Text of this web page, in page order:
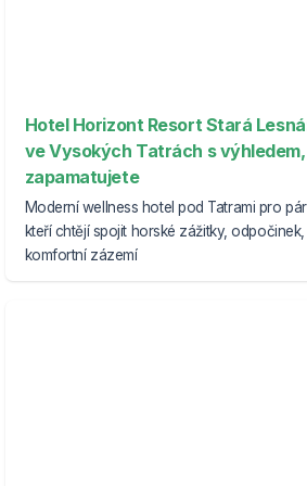
Hotel Horizont Resort Stará
ve Vysokých Tatrách s
zapamatujete
Moderní wellness hotel pod Tatrami pro
kteří chtějí spojit horské zážitky,
komfortní zázemí